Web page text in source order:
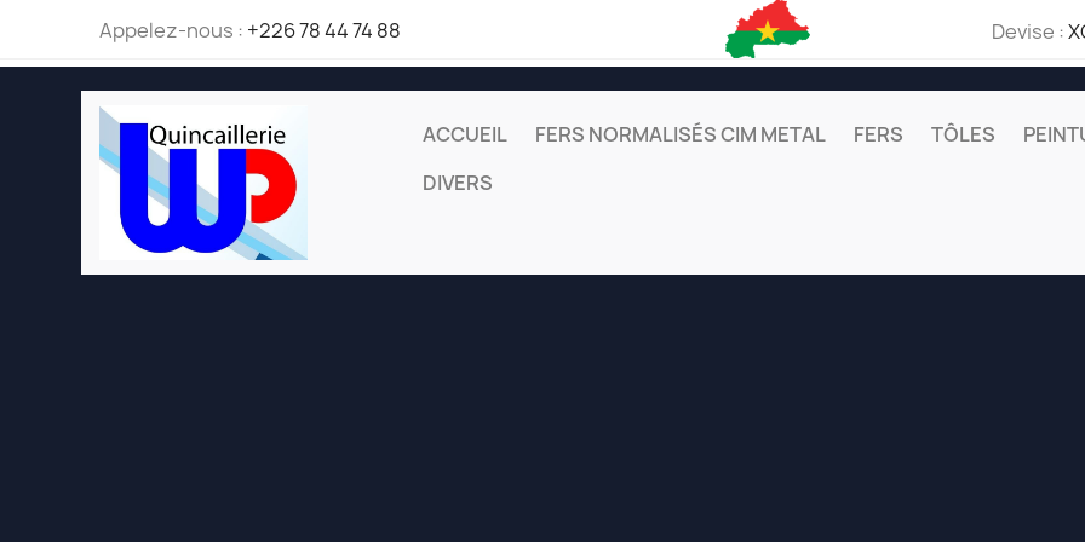
Appelez-nous : +226 78 44 74 88 Devise :
ACCUEIL FERS NORMALISÉS CIM METAL FERS TÔLES
DIVERS